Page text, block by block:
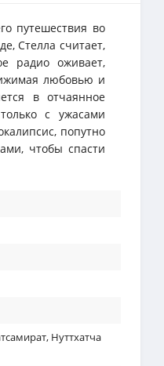
путешествия во
Стелла считает,
радио оживает,
любовью и
в отчаянное
с ужасами
попутно
чтобы спасти
, Нуттхатча